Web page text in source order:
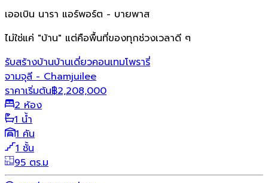
เออเบิน นารา แอร์พอร์ต - บายพาส
ไม่ใช่แค่ "บ้าน" แต่คือพื้นที่ของทุกช่วงเวลาดี ๆ
รับสร้างบ้านบ้านเดี่ยวคอนเทมโพรารี่
จามจุลี - Chamjuilee
ราคาเริ่มต้น฿2,208,000
2 ห้อง
1 น้ำ
1 คัน
1 ชั้น
95 ตร.ม